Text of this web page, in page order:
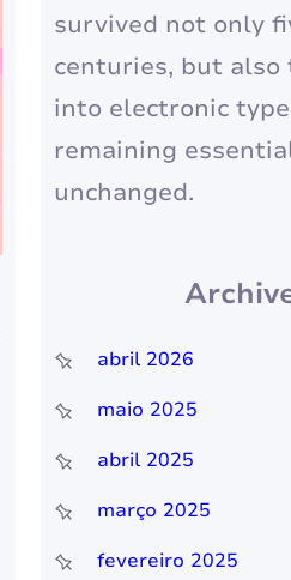
survived not only
centuries, but also
into electronic
remaining
unchanged.
abril 2026
maio 2025
abril 2025
março 2025
fevereiro 2025